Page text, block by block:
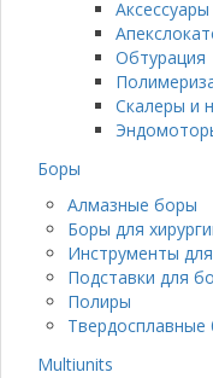
Аксессуары
Обтурация
Скалеры и
Боры
Алмазные боры
Боры для
Инструменты
Подставки для
Полиры
Multiunits